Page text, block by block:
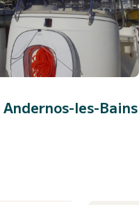
Andernos-les-Bains